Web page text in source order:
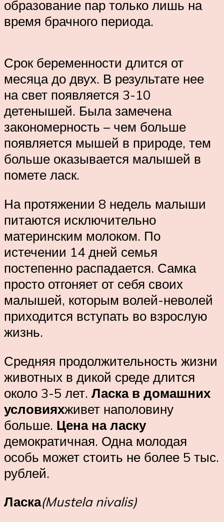
образование пар только лишь на
время брачного периода.
Срок беременности длится от
месяца до двух. В результате нее
на свет появляется 3-10
детенышей. Была замечена
закономерность – чем больше
появляется мышей в природе, тем
больше оказывается малышей в
помете ласк.
На протяжении 8 недель малыши
питаются исключительно
материнским молоком. По
истечении 14 дней семья
постепенно распадается. Самка
просто отгоняет от себя своих
малышей, которым волей-неволей
приходится вступать во взрослую
жизнь.
Средняя продолжительность жизни
животных в дикой среде длится
около 3-5 лет. Ласка в домашних
условияхживет наполовину
больше. Цена на ласку
демократичная. Одна молодая
особь может стоить не более 5 тыс.
рублей.
Ласка(Mustela nivalis)